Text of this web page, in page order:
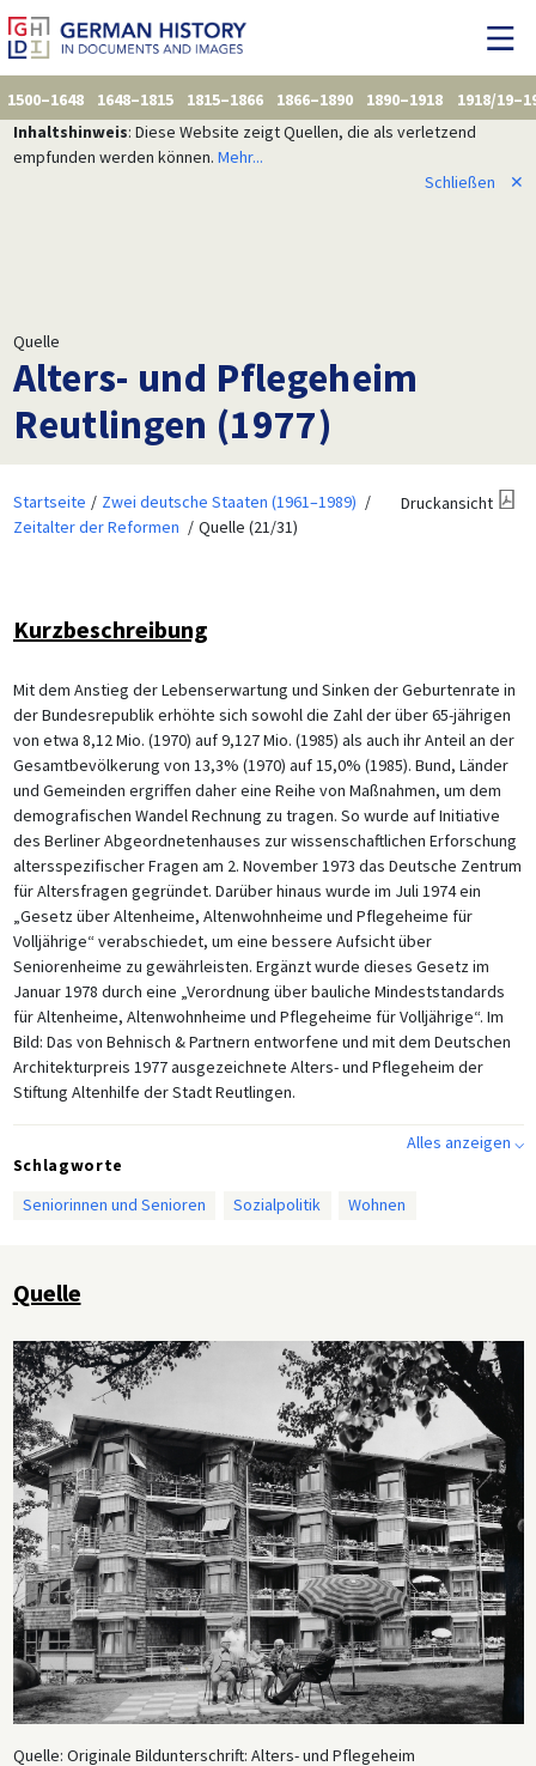
1500–1648 1648–1815 1815–1866 1866–1890 1890–1918
1918/
Inhaltshinweis: Diese Website zeigt Quellen, die als verletzend
empfunden werden können. Mehr...
Schließen
✕
Quelle
Alters- und Pflegeheim
Reutlingen (1977)
Startseite
Zwei deutsche Staaten (1961–1989)
Zeitalter der Reformen
Quelle (21/31)
Druckansicht
Kurzbeschreibung
Mit dem Anstieg der Lebenserwartung und Sinken der Geburtenrate in
der Bundesrepublik erhöhte sich sowohl die Zahl der über 65-jährigen
von etwa 8,12 Mio. (1970) auf 9,127 Mio. (1985) als auch ihr Anteil an der
Gesamtbevölkerung von 13,3% (1970) auf 15,0% (1985). Bund, Länder
und Gemeinden ergriffen daher eine Reihe von Maßnahmen, um dem
demografischen Wandel Rechnung zu tragen. So wurde auf Initiative
des Berliner Abgeordnetenhauses zur wissenschaftlichen Erforschung
altersspezifischer Fragen am 2. November 1973 das Deutsche Zentrum
für Altersfragen gegründet. Darüber hinaus wurde im Juli 1974 ein
„Gesetz über Altenheime, Altenwohnheime und Pflegeheime für
Volljährige“ verabschiedet, um eine bessere Aufsicht über
Seniorenheime zu gewährleisten. Ergänzt wurde dieses Gesetz im
Januar 1978 durch eine „Verordnung über bauliche Mindeststandards
für Altenheime, Altenwohnheime und Pflegeheime für Volljährige“. Im
Bild: Das von Behnisch & Partnern entworfene und mit dem Deutschen
Architekturpreis 1977 ausgezeichnete Alters- und Pflegeheim der
Stiftung Altenhilfe der Stadt Reutlingen.
Alles anzeigen ⌵
Schlagworte
Seniorinnen und Senioren
Sozialpolitik Wohnen
Quelle
Quelle: Originale Bildunterschrift: Alters- und Pflegeheim